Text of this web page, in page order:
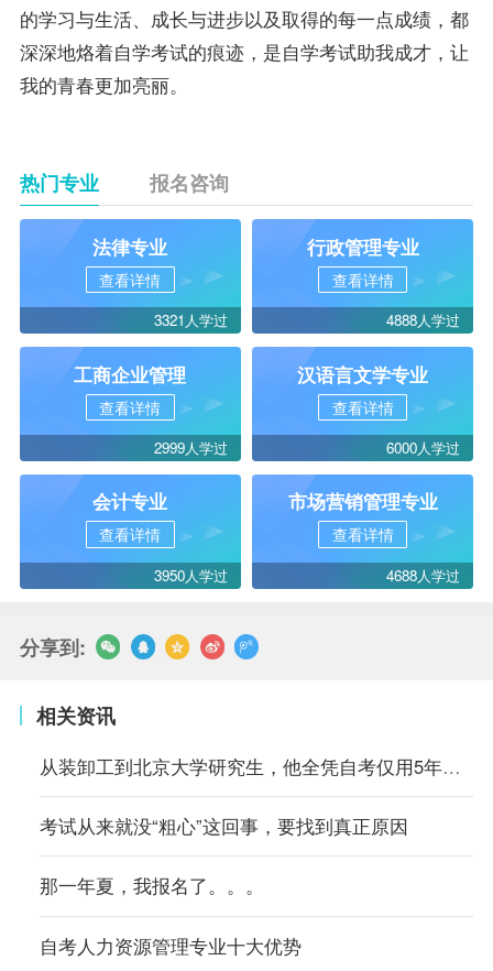
的学习与生活、成长与进步以及取得的每一点成绩，都
深深地烙着自学考试的痕迹，是自学考试助我成才，让
我的青春更加亮丽。
热门专业 报名咨询
法律专业
查看详情
3321人学过
行政管理专业
查看详情
4888人学过
工商企业管理
查看详情
2999人学过
汉语言文学专业
查看详情
6000人学过
会计专业
查看详情
3950人学过
市场营销管理专业
查看详情
4688人学过
分享到:
相关资讯
从装卸工到北京大学研究生，他全凭自考仅用5年时间
考试从来就没“粗心”这回事，要找到真正原因
那一年夏，我报名了。。。
自考人力资源管理专业十大优势